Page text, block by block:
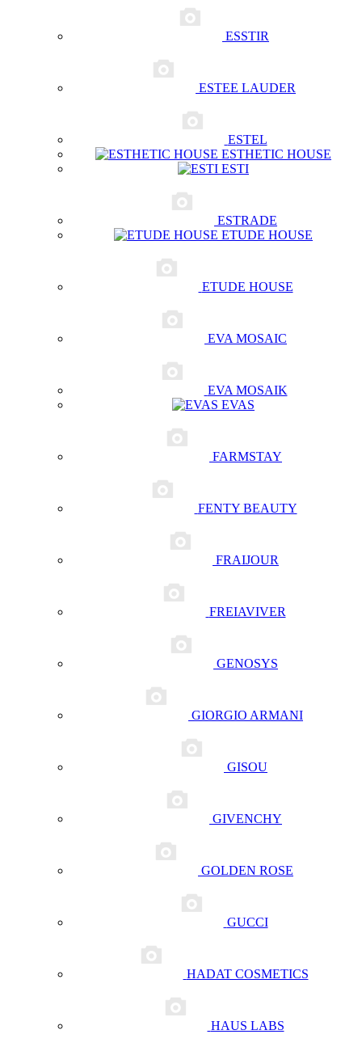
ESSTIR
ESTEE LAUDER
ESTEL
ESTHETIC HOUSE
ESTI
ESTRADE
ETUDE HOUSE
ETUDE HOUSE
EVA MOSAIC
EVA MOSAIK
EVAS
FARMSTAY
FENTY BEAUTY
FRAIJOUR
FREIAVIVER
GENOSYS
GIORGIO ARMANI
GISOU
GIVENCHY
GOLDEN ROSE
GUCCI
HADAT COSMETICS
HAUS LABS